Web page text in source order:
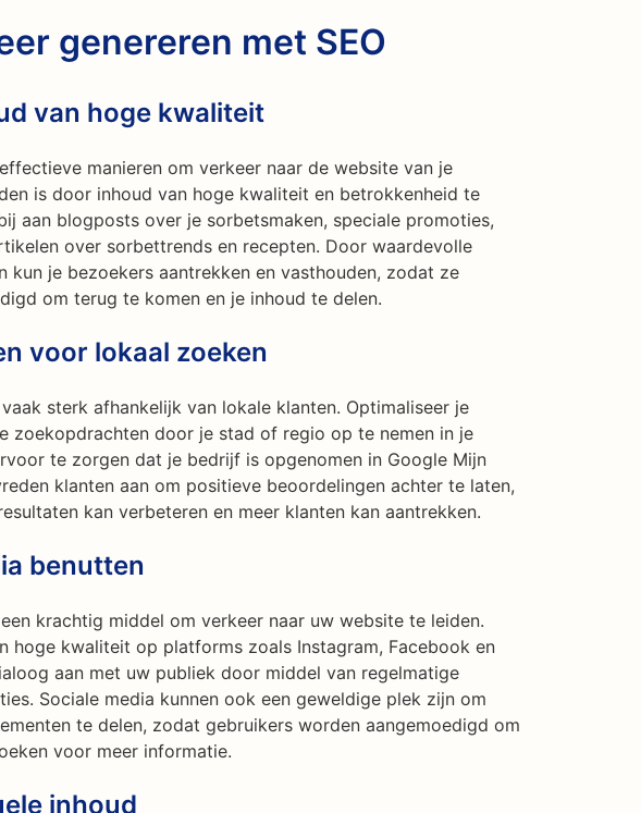
genereren met SEO
van hoge kwaliteit
manieren om verkeer naar de website van je
is door inhoud van hoge kwaliteit en betrokkenheid te
aan blogposts over je sorbetsmaken, speciale promoties,
over sorbettrends en recepten. Door waardevolle
kun je bezoekers aantrekken en vasthouden, zodat ze
om terug te komen en je inhoud te delen.
voor lokaal zoeken
sterk afhankelijk van lokale klanten. Optimaliseer je
zoekopdrachten door je stad of regio op te nemen in je
te zorgen dat je bedrijf is opgenomen in Google Mijn
klanten aan om positieve beoordelingen achter te laten,
kan verbeteren en meer klanten kan aantrekken.
benutten
krachtig middel om verkeer naar uw website te leiden.
hoge kwaliteit op platforms zoals Instagram, Facebook en
aan met uw publiek door middel van regelmatige
Sociale media kunnen ook een geweldige plek zijn om
te delen, zodat gebruikers worden aangemoedigd om
voor meer informatie.
inhoud